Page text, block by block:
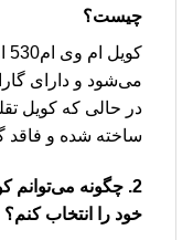
چیست؟
می‌شود و دارای
در حالی که کویل
ساخته شده و فاقد
خود را انتخاب کنم؟